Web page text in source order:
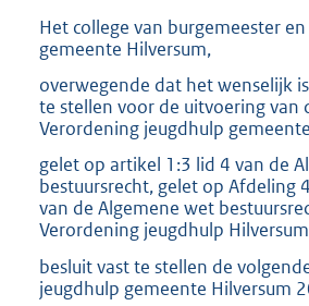
:
8
K
b
Het college van burgemeester
gemeente Hilversum,
overwegende dat het wenselijk
te stellen voor de uitvoering van
Verordening jeugdhulp
gelet op artikel 1:3 lid 4 van de
bestuursrecht, gelet op Afdeling
van de Algemene wet
Verordening jeugdhulp
besluit vast te stellen de
jeugdhulp gemeente Hilversum